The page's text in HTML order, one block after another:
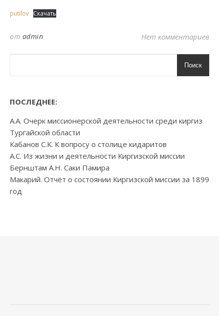
putilov Скачать
от admin Нет комментариев
Поиск
ПОСЛЕДНЕЕ:
А.А. Очерк миссионерской деятельности среди киргиз
Тургайской области
Кабанов С.К. К вопросу о столице кидаритов
А.С. Из жизни и деятельности Киргизской миссии
Бернштам А.Н. Саки Памира
Макарий. Отчёт о состоянии Киргизской миссии за 1899
год